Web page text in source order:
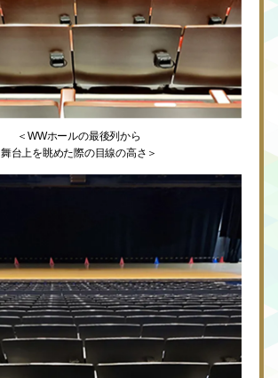
＜WWホールの最後列から
舞台上を眺めた際の目線の高さ＞